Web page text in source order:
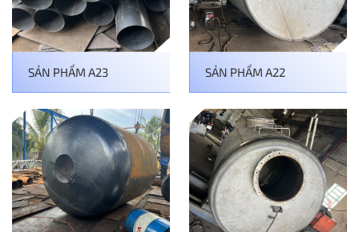
SẢN PHẨM A23 SẢN PHẨM A22